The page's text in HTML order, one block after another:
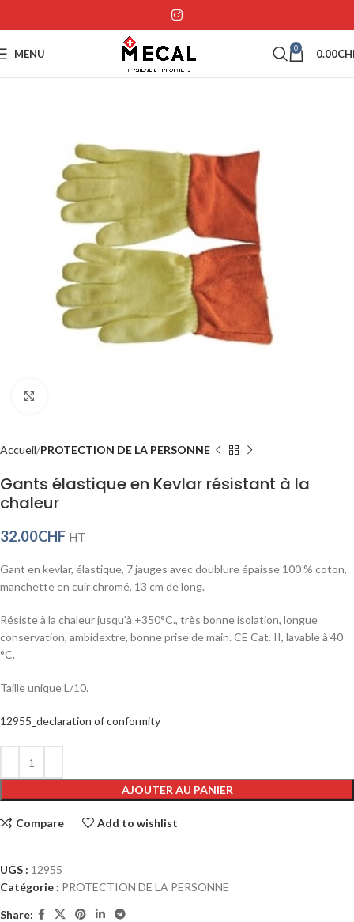
MENU 0 0.00
Accueil PROTECTION DE LA PERSONNE
Gants élastique en Kevlar résistant à la
chaleur
32.00CHF HT
Gant en kevlar, élastique, 7 jauges avec doublure épaisse 100 % coton,
manchette en cuir chromé, 13 cm de long.
Résiste à la chaleur jusqu’à +350°C., très bonne isolation, longue
conservation, ambidextre, bonne prise de main. CE Cat. II, lavable à 40
°C.
Taille unique L/10.
12955_declaration of conformity
AJOUTER AU PANIER
Compare Add to wishlist
UGS : 12955
Catégorie : PROTECTION DE LA PERSONNE
Share: